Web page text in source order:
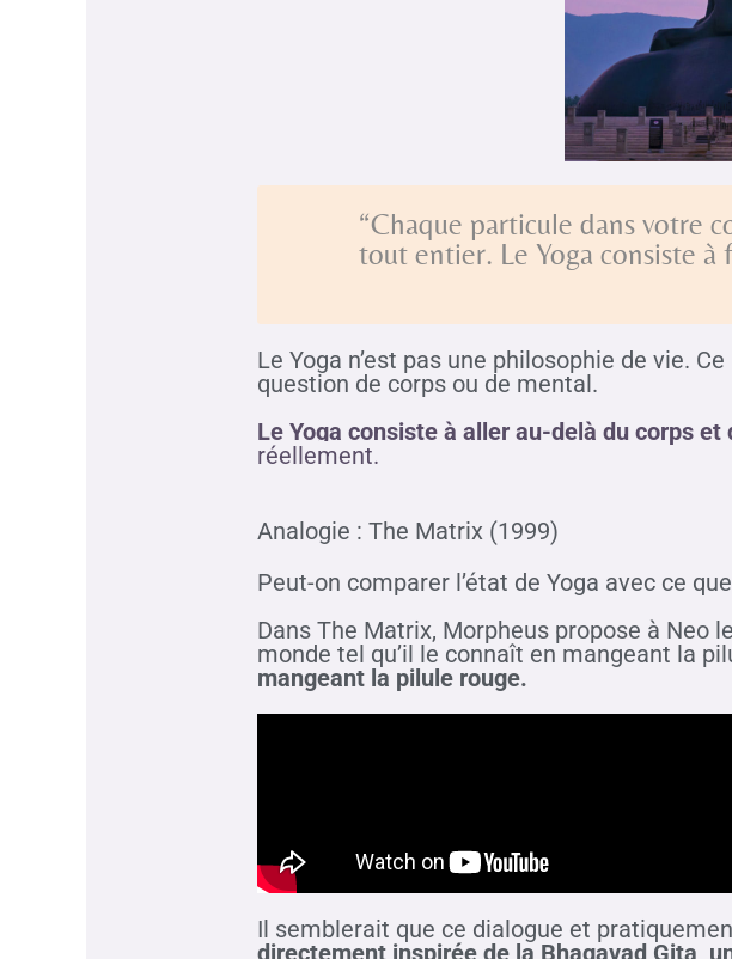
“Chaque particule dans votre
tout entier. Le Yoga consiste à
Le Yoga n’est pas une philosophie de vie.
question de corps ou de mental.
Le Yoga consiste à aller au-delà du corps
réellement.
Analogie : The Matrix (1999)
Peut-on comparer l’état de Yoga avec ce
Dans The Matrix, Morpheus propose à Neo
monde tel qu’il le connaît en mangeant la
mangeant la pilule rouge.
Il semblerait que ce dialogue et
directement inspirée de la Bhagavad Gita,